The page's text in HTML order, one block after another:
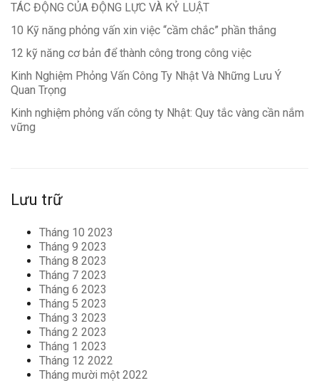
TÁC ĐỘNG CỦA ĐỘNG LỰC VÀ KỶ LUẬT
10 Kỹ năng phỏng vấn xin việc “cầm chắc” phần thắng
12 kỹ năng cơ bản để thành công trong công việc
Kinh Nghiệm Phỏng Vấn Công Ty Nhật Và Những Lưu Ý
Quan Trọng
Kinh nghiệm phỏng vấn công ty Nhật: Quy tắc vàng cần nắm
vững
Lưu trữ
Tháng 10 2023
Tháng 9 2023
Tháng 8 2023
Tháng 7 2023
Tháng 6 2023
Tháng 5 2023
Tháng 3 2023
Tháng 2 2023
Tháng 1 2023
Tháng 12 2022
Tháng mười một 2022